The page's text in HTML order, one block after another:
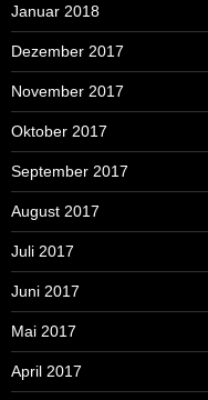
Januar 2018
Dezember 2017
November 2017
Oktober 2017
September 2017
August 2017
Juli 2017
Juni 2017
Mai 2017
April 2017